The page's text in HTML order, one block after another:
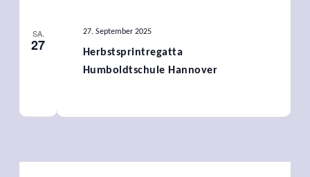
SA.
27
Herbstsprintregatta
Humboldtschule Hannover
27. September 2025